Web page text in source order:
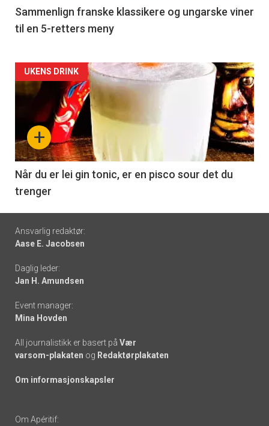
5
Sammenlign franske klassikere og ungarske viner
til en 5-retters meny
Forsiden
akkurat
nå
-
6
+
UKENS DRINK
Når du er lei gin tonic, er en pisco sour det du
trenger
Footer
-
links
Ansvarlig redaktør:
Aase E. Jacobsen
Daglig leder:
Jan H. Amundsen
Event manager:
Mina Hovden
All journalistikk er basert på Vær
varsom-plakaten og Redaktørplakaten
Om informasjonskapsler
Om Apéritif: